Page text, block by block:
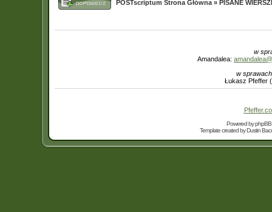
POSTscriptum Strona Główna » PISANE
w
Amandalea:
w
Łukasz Pfeffer
Powered byphpBB
Template created byDustin